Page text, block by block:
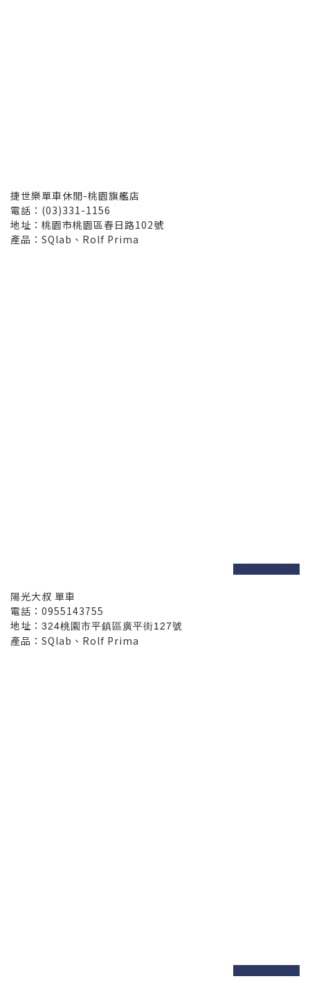
捷世樂單車休閒-桃園旗艦店
電話：(03)331-1156
地址：桃園市桃園區春日路102號
產品：SQlab、Rolf Prima
prev next
陽光大叔 單車
電話：0955143755
地址： 324桃園市平鎮區廣平街127號
產品：SQlab、Rolf Prima
prev next